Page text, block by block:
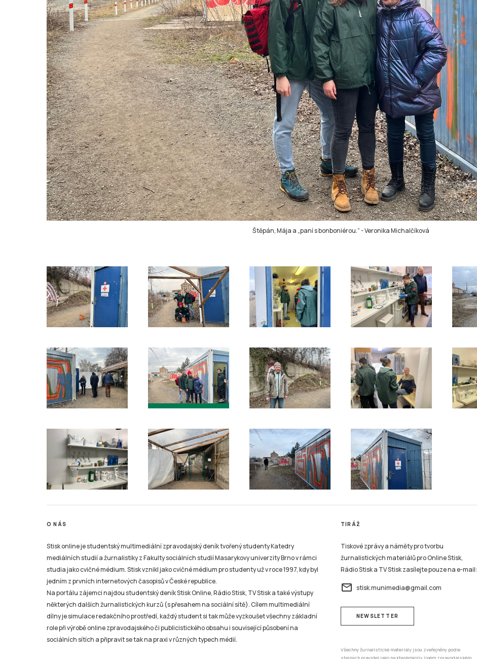
Štěpán, Mája a „paní s bonboniérou.“-Veronika Michalčíková
O NÁS
Stisk online je studentský multimediální zpravodajský deník tvořený studenty Katedry
mediálních studií a žurnalistiky z Fakulty sociálních studií Masarykovy univerzity Brno v rámci
studia jako cvičné médium. Stisk vznikl jako cvičné médium pro studenty už v roce 1997, kdy byl
jedním z prvních internetových časopisů v České republice.
Na portálu zájemci najdou studentský deník Stisk Online, Rádio Stisk, TV Stisk a také výstupy
některých dalších žurnalistických kurzů (s přesahem na sociální sítě). Cílem multimediální
dílny je simulace redakčního prostředí, každý student si tak může vyzkoušet všechny základní
role při výrobě online zpravodajského či publicistického obsahu i související působení na
sociálních sítích a připravit se tak na praxi v různých typech médií.
TIRÁŽ
Tiskové zprávy a náměty pro tvorbu
žurnalistických materiálů pro Online Stisk,
Rádio Stisk a TV Stisk zasílejte pouze na e-mail:
email stisk.munimedia@gmail.com
NEWSLETTER
Všechny žurnalistické materiály jsou zveřejněny podle